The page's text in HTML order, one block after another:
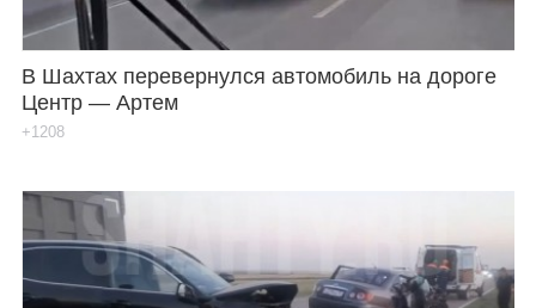
В Шахтах перевернулся автомобиль на дороге
Центр — Артем
+1208